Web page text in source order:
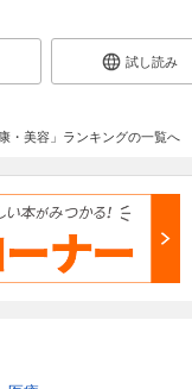
試し読み
・美容」ランキングの一覧へ